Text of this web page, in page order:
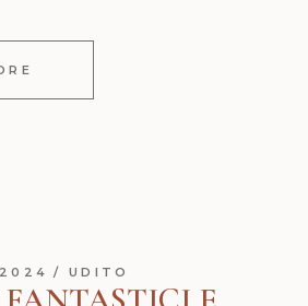
UDITO